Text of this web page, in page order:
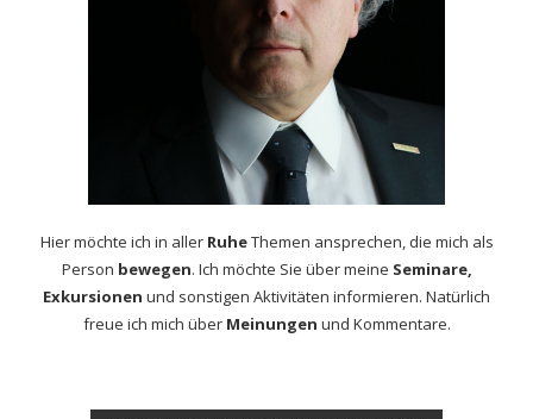
Hier möchte ich in aller RuheThemen ansprechen, die mich als
Person bewegen. Ich möchte Sie über meine Seminare,
Exkursionen und sonstigen Aktivitäten informieren. Natürlich
freue ich mich über Meinungen und Kommentare.